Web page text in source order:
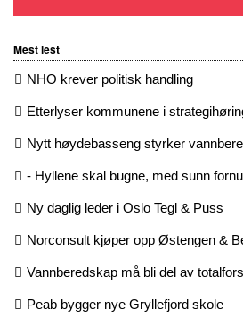
Mest lest
NHO krever politisk handling
Etterlyser kommunene i
Nytt høydebasseng styrker
- Hyllene skal bugne, med sunn
Ny daglig leder i Oslo Tegl & Puss
Norconsult kjøper opp Østengen &
Vannberedskap må bli del av
Peab bygger nye Gryllefjord skole